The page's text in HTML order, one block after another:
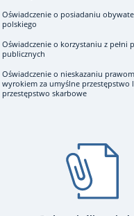
Oświadczenie o posiadaniu
polskiego
Oświadczenie o korzystaniu z pełni
publicznych
Oświadczenie o nieskazaniu
wyrokiem za umyślne przestępstwo
przestępstwo skarbowe